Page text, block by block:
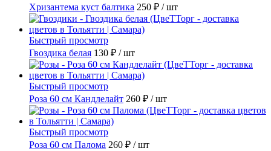
Хризантема куст балтика 250 ₽ / шт
Быстрый просмотр
Гвоздика белая 130 ₽ / шт
Быстрый просмотр
Роза 60 см Кандлелайт 260 ₽ / шт
Быстрый просмотр
Роза 60 см Палома 260 ₽ / шт